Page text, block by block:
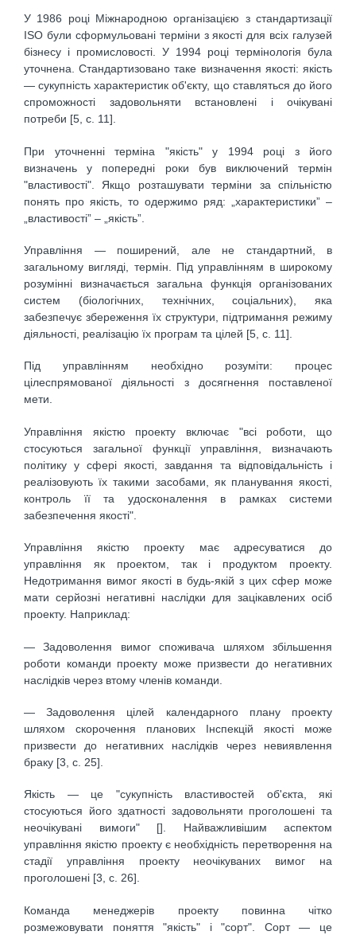
У 1986 році Міжнародною організацією з стандартизації
ІSО були сформульовані терміни з якості для всіх галузей
бізнесу і промисловості. У 1994 році термінологія була
уточнена. Стандартизовано таке визначення якості: якість
— сукупність характеристик об'єкту, що ставляться до його
спроможності задовольняти встановлені і очікувані
потреби [5, с. 11].
При уточненні терміна "якість" у 1994 році з його
визначень у попередні роки був виключений термін
"властивості". Якщо розташувати терміни за спільністю
понять про якість, то одержимо ряд: „характеристики” –
„властивості” – „якість”.
Управління — поширений, але не стандартний, в
загальному вигляді, термін. Під управлінням в широкому
розумінні визначається загальна функція організованих
систем (біологічних, технічних, соціальних), яка
забезпечує збереження їх структури, підтримання режиму
діяльності, реалізацію їх програм та цілей [5, с. 11].
Під управлінням необхідно розуміти: процес
цілеспрямованої діяльності з досягнення поставленої
мети.
Управління якістю проекту включає "всі роботи, що
стосуються загальної функції управління, визначають
політику у сфері якості, завдання та відповідальність і
реалізовують їх такими засобами, як планування якості,
контроль її та удосконалення в рамках системи
забезпечення якості".
Управління якістю проекту має адресуватися до
управління як проектом, так і продуктом проекту.
Недотримання вимог якості в будь-якій з цих сфер може
мати серйозні негативні наслідки для зацікавлених осіб
проекту. Наприклад:
— Задоволення вимог споживача шляхом збільшення
роботи команди проекту може призвести до негативних
наслідків через втому членів команди.
— Задоволення цілей календарного плану проекту
шляхом скорочення планових Інспекцій якості може
призвести до негативних наслідків через невиявлення
браку [3, с. 25].
Якість — це "сукупність властивостей об'єкта, які
стосуються його здатності задовольняти проголошені та
неочікувані вимоги" []. Найважливішим аспектом
управління якістю проекту є необхідність перетворення на
стадії управління проекту неочікуваних вимог на
проголошені [3, с. 26].
Команда менеджерів проекту повинна чітко
розмежовувати поняття "якість" і "сорт". Сорт — це